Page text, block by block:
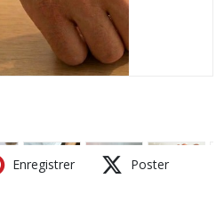
Enregistrer Poster